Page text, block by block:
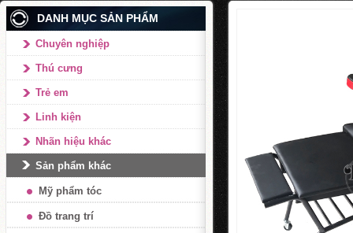
DANH MỤC SẢN PHẨM
Chuyên nghiệp
Thú cưng
Trẻ em
Linh kiện
Nhãn hiệu khác
Sản phẩm khác
Mỹ phẩm tóc
Đồ trang trí